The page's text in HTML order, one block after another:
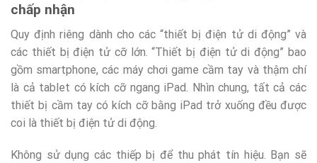
chấp nhận
Quy định riêng dành cho các “thiết bị điện tử di động” và
các thiết bị điện tử cỡ lớn. “Thiết bị điện tử di động” bao
gồm smartphone, các máy chơi game cầm tay và thậm chí
là cả tablet có kích cỡ ngang iPad. Nhìn chung, tất cả các
thiết bị cầm tay có kích cỡ bằng iPad trở xuống đều được
coi là thiết bị điện tử di động.
Không sử dụng các thiếp bị để thu phát tín hiệu. Bạn sẽ